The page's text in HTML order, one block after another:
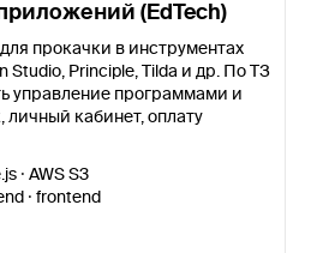
(EdTech)
прокачки в инструментах
Studio, Principle, Tilda и др. По ТЗ
управление программами и
кабинет, оплату
· AWS S3
· frontend